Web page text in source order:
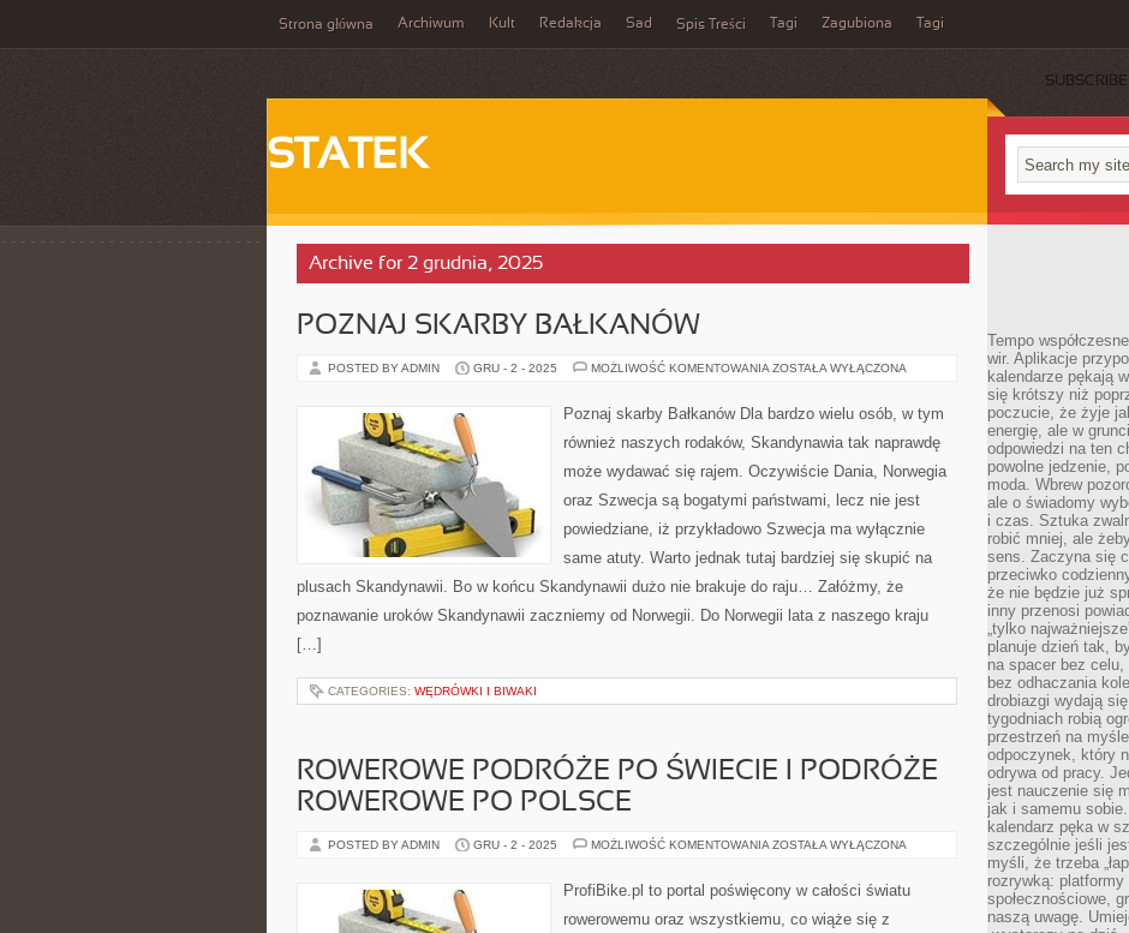
Strona główna Archiwum Kult Redakcja Sad Spis Treści Tagi Zagubiona Tagi
SUBSCRIBE
STATEK
Archive for 2 grudnia, 2025
POZNAJ SKARBY BAŁKANÓW
POSTED BY ADMIN GRU - 2 - 2025 MOŻLIWOŚĆ KOMENTOWANIA POZNAJ
ZOSTAŁA WYŁĄCZONA
Poznaj skarby Bałkanów Dla bardzo wielu osób, w tym
również naszych rodaków, Skandynawia tak naprawdę
może wydawać się rajem. Oczywiście Dania, Norwegia
oraz Szwecja są bogatymi państwami, lecz nie jest
powiedziane, iż przykładowo Szwecja ma wyłącznie
same atuty. Warto jednak tutaj bardziej się skupić na
plusach Skandynawii. Bo w końcu Skandynawii dużo nie brakuje do raju… Załóżmy, że
poznawanie uroków Skandynawii zaczniemy od Norwegii. Do Norwegii lata z naszego kraju
[…]
CATEGORIES: WĘDRÓWKI I BIWAKI
ROWEROWE PODRÓŻE PO ŚWIECIE I PODRÓŻE
ROWEROWE PO POLSCE
POSTED BY ADMIN GRU - 2 - 2025 MOŻLIWOŚĆ KOMENTOWANIA ROWEROWE
I
ROWEROWE
ZOSTAŁA WYŁĄCZONA
ProfiBike.pl to portal poświęcony w całości światu
rowerowemu oraz wszystkiemu, co wiąże się z
Tempo
wir. Aplikacje
kalendarze pękają
się krótszy niż
poczucie, że żyje
energię, ale w
odpowiedzi na ten
powolne jedzenie,
moda. Wbrew
ale o świadomy
i czas. Sztuka
robić mniej, ale
sens. Zaczyna się
przeciwko
że nie będzie już
inny przenosi
„tylko
planuje dzień tak,
na spacer bez celu,
bez odhaczania
drobiazgi wydają
tygodniach robią
przestrzeń na
odpoczynek, który
odrywa od pracy.
jest nauczenie się
jak i samemu
kalendarz pęka w
szczególnie jeśli
myśli, że trzeba
rozrywką:
społecznościowe,
naszą uwagę.